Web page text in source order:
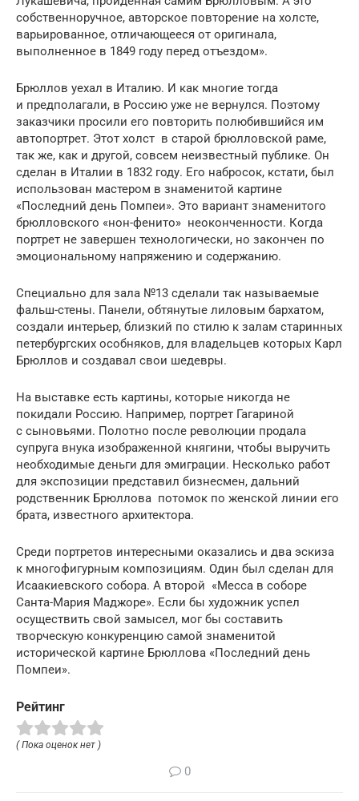
собственноручное, авторское повторение на холсте,
варьированное, отличающееся от оригинала,
выполненное в 1849 году перед отъездом».
Брюллов уехал в Италию. И как многие тогда
и предполагали, в Россию уже не вернулся. Поэтому
заказчики просили его повторить полюбившийся им
автопортрет. Этот холст в старой брюлловской раме,
так же, как и другой, совсем неизвестный публике. Он
сделан в Италии в 1832 году. Его набросок, кстати, был
использован мастером в знаменитой картине
«Последний день Помпеи». Это вариант знаменитого
брюлловского «нон-фенито» неоконченности. Когда
портрет не завершен технологически, но закончен по
эмоциональному напряжению и содержанию.
Специально для зала №13 сделали так называемые
фальш-стены. Панели, обтянутые лиловым бархатом,
создали интерьер, близкий по стилю к залам старинных
петербургских особняков, для владельцев которых Карл
Брюллов и создавал свои шедевры.
На выставке есть картины, которые никогда не
покидали Россию. Например, портрет Гагариной
с сыновьями. Полотно после революции продала
супруга внука изображенной княгини, чтобы выручить
необходимые деньги для эмиграции. Несколько работ
для экспозиции представил бизнесмен, дальний
родственник Брюллова потомок по женской линии его
брата, известного архитектора.
Среди портретов интересными оказались и два эскиза
к многофигурным композициям. Один был сделан для
Исаакиевского собора. А второй «Месса в соборе
Санта-Мария Маджоре». Если бы художник успел
осуществить свой замысел, мог бы составить
творческую конкуренцию самой знаменитой
исторической картине Брюллова «Последний день
Помпеи».
Рейтинг
( Пока оценок нет )
0